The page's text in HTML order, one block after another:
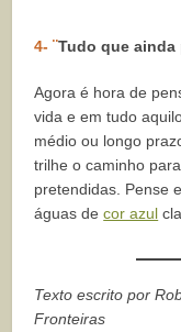
4- ¨Tudo que
Agora é hora de
vida e em tudo
médio ou longo
trilhe o caminho
pretendidas. Pense
águas decor azul
Texto escrito por
Fronteiras